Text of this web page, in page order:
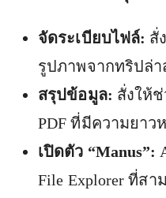
จัดระเบียบไฟล์: สั่
รูปภาพจากทริปล่
สรุปข้อมูล: สั่งให้
PDF ที่มีความยาว
เปิดตัว “Manus”:
File Explorer ที่ส